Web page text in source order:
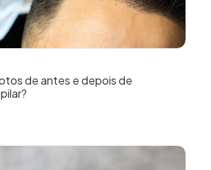
de antes e depois de